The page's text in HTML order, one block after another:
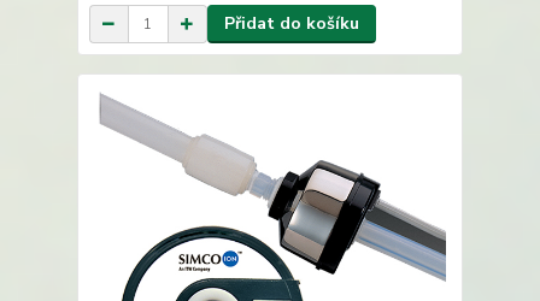
Přidat do košíku